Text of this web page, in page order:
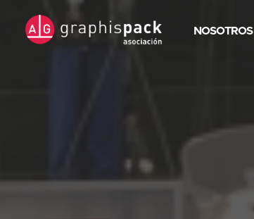
NOSOTROS